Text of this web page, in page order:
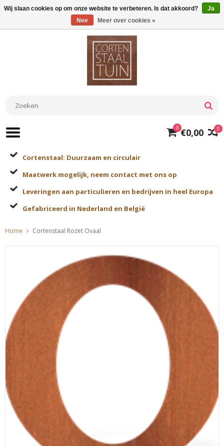
0
0 €0,00
Cortenstaal: Duurzaam en circulair
Maatwerk mogelijk, neem contact met ons op
Leveringen aan particulieren en bedrijven in heel Europa
Gefabriceerd in Nederland en België
Home Cortenstaal Rozet Ovaal
Wij slaan cookies op om onze website te verbeteren. Is dat akkoord?
Ja
Nee
Meer over cookies »